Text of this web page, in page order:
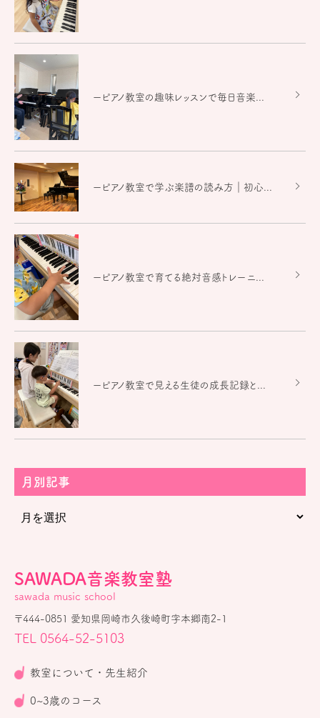
ーピアノ教室の趣味レッスンで毎日音楽...
ーピアノ教室で学ぶ楽譜の読み方｜初心...
ーピアノ教室で育てる絶対音感トレーニ...
ーピアノ教室で見える生徒の成長記録と...
月別記事
SAWADA音楽教室塾
sawada music school
〒444-0851 愛知県岡崎市久後崎町字本郷南2-1
TEL 0564-52-5103
教室について・先生紹介
0~3歳のコース